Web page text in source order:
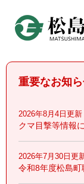
頭
重要なお知
2026年8月4日更新
クマ目撃等情報
2026年7月30日更
令和8年度松島